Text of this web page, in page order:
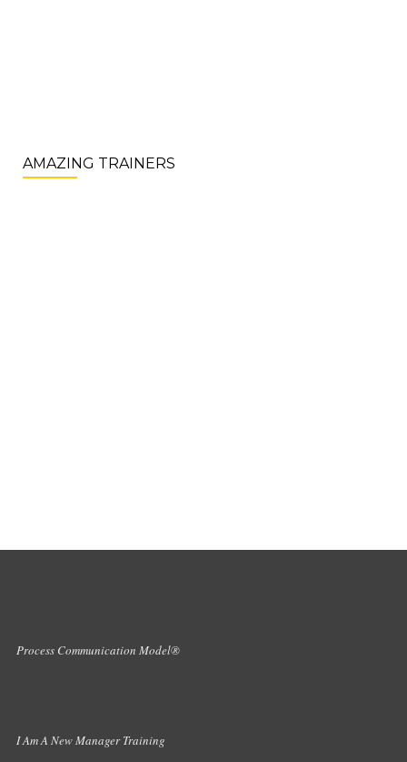
AMAZING TRAINERS
Process Communication Model®
I Am A New Manager Training